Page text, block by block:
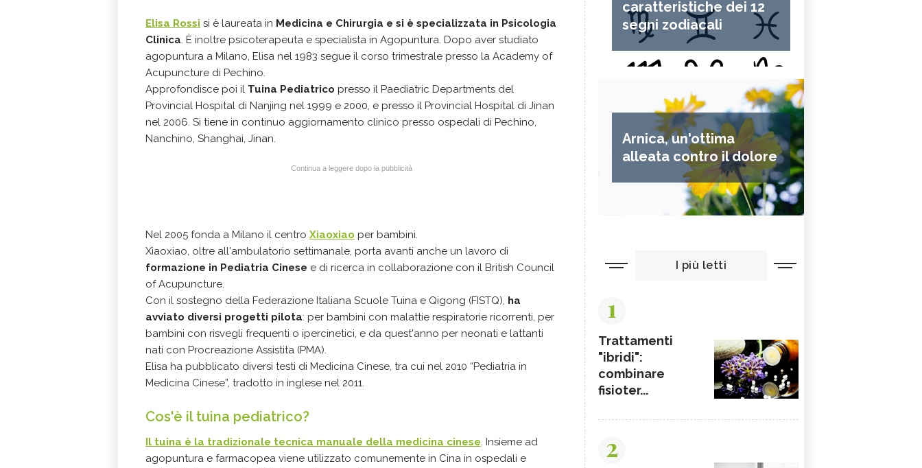
Elisa Rossi si è laureata in Medicina e Chirurgia e si è specializzata in Psicologia
Clinica. È inoltre psicoterapeuta e specialista in Agopuntura. Dopo aver studiato
agopuntura a Milano, Elisa nel 1983 segue il corso trimestrale presso la Academy of
Acupuncture di Pechino.
Approfondisce poi il Tuina Pediatrico presso il Paediatric Departments del
Provincial Hospital di Nanjing nel 1999 e 2000, e presso il Provincial Hospital di Jinan
nel 2006. Si tiene in continuo aggiornamento clinico presso ospedali di Pechino,
Nanchino, Shanghai, Jinan.
Continua a leggere dopo la pubblicità
Nel 2005 fonda a Milano il centro Xiaoxiao per bambini.
Xiaoxiao, oltre all'ambulatorio settimanale, porta avanti anche un lavoro di
formazione in Pediatria Cinese e di ricerca in collaborazione con il British Council
of Acupuncture.
Con il sostegno della Federazione Italiana Scuole Tuina e Qigong (FISTQ), ha
avviato diversi progetti pilota: per bambini con malattie respiratorie ricorrenti, per
bambini con risvegli frequenti o ipercinetici, e da quest'anno per neonati e lattanti
nati con Procreazione Assistita (PMA).
Elisa ha pubblicato diversi testi di Medicina Cinese, tra cui nel 2010 “Pediatria in
Medicina Cinese”, tradotto in inglese nel 2011.
Cos'è il tuina pediatrico?
Il tuina è la tradizionale tecnica manuale della medicina cinese. Insieme ad
agopuntura e farmacopea viene utilizzato comunemente in Cina in ospedali e
caratteristiche dei 12
segni zodiacali
Arnica, un'ottima
alleata contro il dolore
I più letti
1
Trattamenti
"ibridi":
combinare
fisioter...
2